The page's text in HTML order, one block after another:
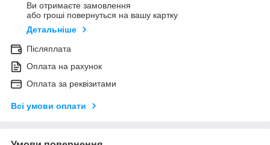
Ви отримаєте замовлення
або гроші повернуться на вашу картку
Детальніше
Післяплата
Оплата на рахунок
Оплата за реквізитами
Всі умови оплати